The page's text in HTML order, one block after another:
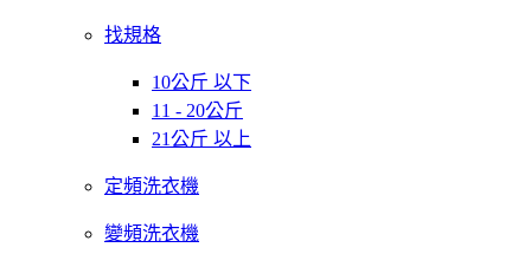
找規格
10公斤 以下
11 - 20公斤
21公斤 以上
定頻洗衣機
變頻洗衣機